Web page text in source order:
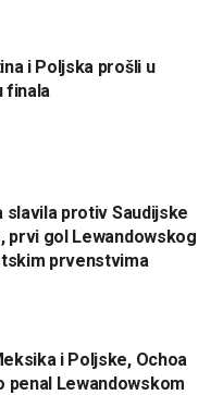
i Poljska prošli u
finala
slavila protiv Saudijske
prvi gol Lewandowskog
prvenstvima
i Poljske, Ochoa
penal Lewandowskom